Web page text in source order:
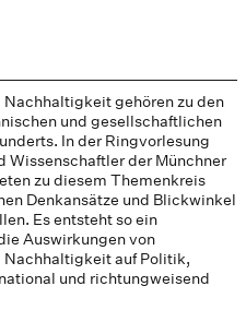
gehören zu den
und gesellschaftlichen
In der Ringvorlesung
Wissenschaftler der Münchner
zu diesem Themenkreis
Denkansätze und Blickwinkel
Es entsteht so ein
Auswirkungen von
auf Politik,
und richtungweisend